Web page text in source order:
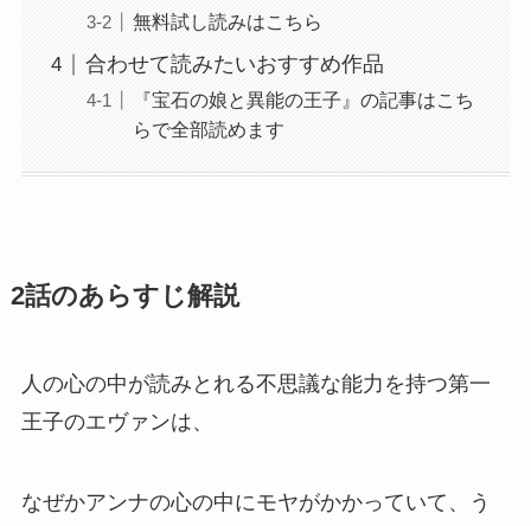
無料試し読みはこちら
合わせて読みたいおすすめ作品
『宝石の娘と異能の王子』の記事はこち
らで全部読めます
2話のあらすじ解説
人の心の中が読みとれる不思議な能力を持つ第一
王子のエヴァンは、
なぜかアンナの心の中にモヤがかかっていて、う